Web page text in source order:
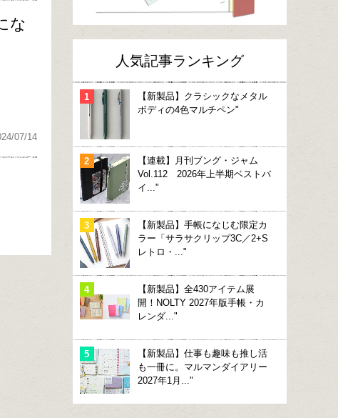
な
07/14
人気記事ランキング
【新製品】クラシックなメタル
ボディの4色マルチペン"
【連載】月刊ブング・ジャム
Vol.112 2026年上半期ベストバ
イ..."
【新製品】手帳になじむ限定カ
ラー「サラサクリップ3C／2+S
レトロ・..."
【新製品】全430アイテム展
開！NOLTY 2027年版手帳・カ
レンダ..."
【新製品】仕事も趣味も推し活
も一冊に。マルマンダイアリー
2027年1月..."